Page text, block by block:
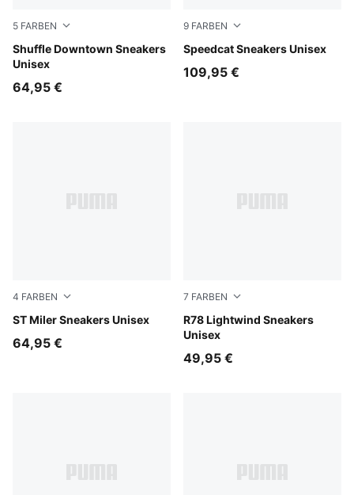
5 FARBEN
Shuffle Downtown Sneakers
Unisex
Warm White-Vapor Gray-PUMA Gold
64,95 €
9 FARBEN
Speedcat Sneakers Unisex
Mouse Gray-PUMA Black
109,95 €
4 FARBEN
ST Miler Sneakers Unisex
PUMA Black-Moody Gray-PUMA White
64,95 €
7 FARBEN
R78 Lightwind Sneakers
Unisex
PUMA Black-PUMA White
49,95 €